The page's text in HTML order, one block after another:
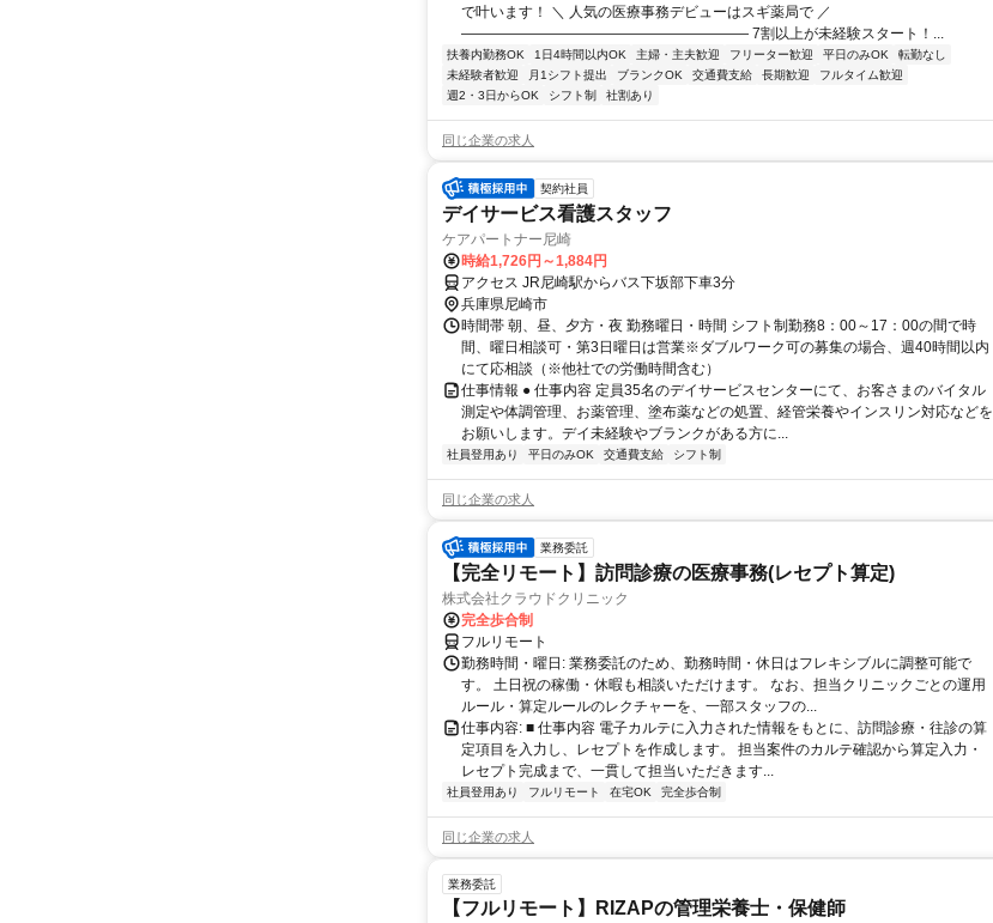
で叶います！ ＼ 人気の医療事務デビューはスギ薬局で ／
―――――――――――――――――――― 7割以上が未経験スタート！...
扶養内勤務OK 1日4時間以内OK 主婦・主夫歓迎 フリーター歓迎 平日のみOK
転勤なし
未経験者歓迎
月1シフト提出 ブランクOK 交通費支給 長期歓迎
フルタイム歓迎
週2・3日からOK
シフト制 社割あり
同じ企業の求人
契約社員
デイサービス看護スタッフ
ケアパートナー尼崎
時給1,726円～1,884円
アクセス JR尼崎駅からバス下坂部下車3分
兵庫県尼崎市
時間帯 朝、昼、夕方・夜 勤務曜日・時間 シフト制勤務8：00～17：00の間で時
間、曜日相談可・第3日曜日は営業※ダブルワーク可の募集の場合、週40時間以内
にて応相談（※他社での労働時間含む）
仕事情報 ● 仕事内容 定員35名のデイサービスセンターにて、お客さまのバイタル
測定や体調管理、お薬管理、塗布薬などの処置、経管栄養やインスリン対応などを
お願いします。デイ未経験やブランクがある方に...
社員登用あり 平日のみOK 交通費支給 シフト制
同じ企業の求人
業務委託
【完全リモート】訪問診療の医療事務(レセプト算定)
株式会社クラウドクリニック
完全歩合制
フルリモート
勤務時間・曜日: 業務委託のため、勤務時間・休日はフレキシブルに調整可能で
す。 土日祝の稼働・休暇も相談いただけます。 なお、担当クリニックごとの運用
ルール・算定ルールのレクチャーを、一部スタッフの...
仕事内容: ■ 仕事内容 電子カルテに入力された情報をもとに、訪問診療・往診の算
定項目を入力し、レセプトを作成します。 担当案件のカルテ確認から算定入力・
レセプト完成まで、一貫して担当いただきます...
社員登用あり フルリモート 在宅OK 完全歩合制
同じ企業の求人
業務委託
【フルリモート】RIZAPの管理栄養士・保健師